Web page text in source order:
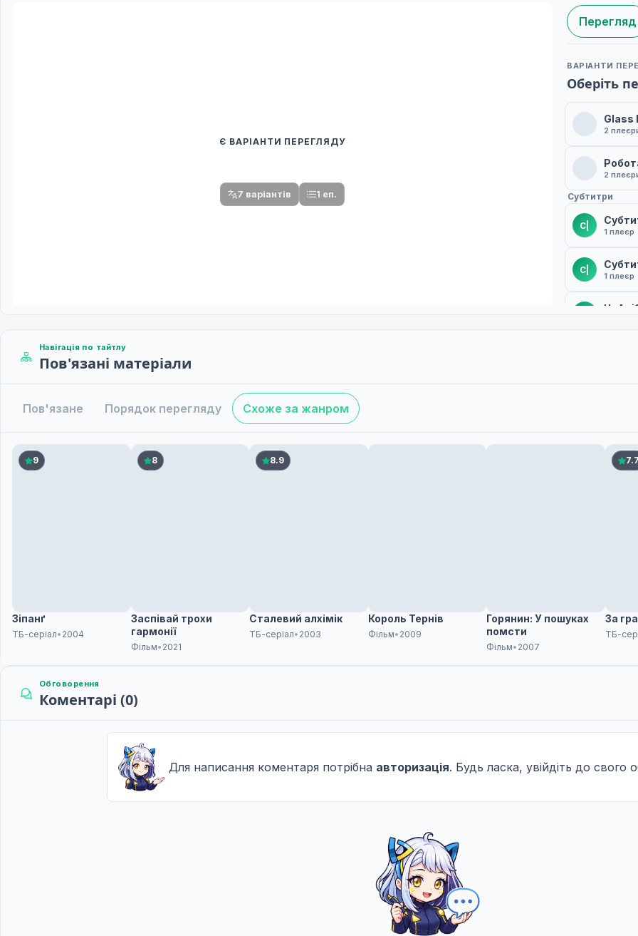
Є ВАРІАНТИ ПЕРЕГЛЯДУ
7 варіантів 1 еп.
Перегляд
ВАРІАНТИ
Оберіть
Glass
2
2
Субтитри
С|
1 плеєр
С|
1 плеєр
Навігація по тайтлу
Пов'язані матеріали
Пов'язане Порядок перегляду Схоже за жанром
9
Зіпанґ
ТБ-серіал• 2004
8
Заспівай трохи
гармонії
Фільм• 2021
8.9
Сталевий алхімік
ТБ-серіал• 2003
Король Тернів
Фільм• 2009
Горянин: У пошуках
помсти
Фільм• 2007
7.7
За
ТБ-
Обговорення
Коментарі (0)
Для написання коментаря потрібна авторизація. Будь ласка, увійдіть до свого